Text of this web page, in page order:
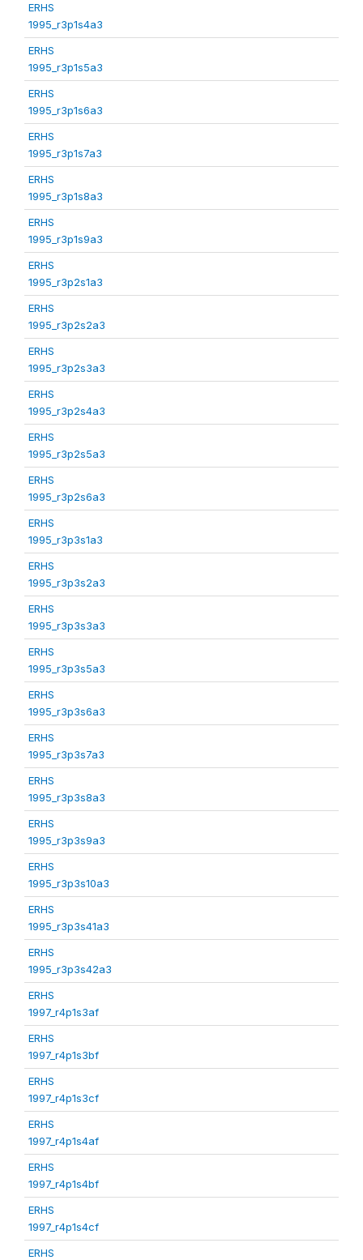
ERHS
1995_r3p1s4a3
ERHS
1995_r3p1s5a3
ERHS
1995_r3p1s6a3
ERHS
1995_r3p1s7a3
ERHS
1995_r3p1s8a3
ERHS
1995_r3p1s9a3
ERHS
1995_r3p2s1a3
ERHS
1995_r3p2s2a3
ERHS
1995_r3p2s3a3
ERHS
1995_r3p2s4a3
ERHS
1995_r3p2s5a3
ERHS
1995_r3p2s6a3
ERHS
1995_r3p3s1a3
ERHS
1995_r3p3s2a3
ERHS
1995_r3p3s3a3
ERHS
1995_r3p3s5a3
ERHS
1995_r3p3s6a3
ERHS
1995_r3p3s7a3
ERHS
1995_r3p3s8a3
ERHS
1995_r3p3s9a3
ERHS
1995_r3p3s10a3
ERHS
1995_r3p3s41a3
ERHS
1995_r3p3s42a3
ERHS
1997_r4p1s3af
ERHS
1997_r4p1s3bf
ERHS
1997_r4p1s3cf
ERHS
1997_r4p1s4af
ERHS
1997_r4p1s4bf
ERHS
1997_r4p1s4cf
ERHS